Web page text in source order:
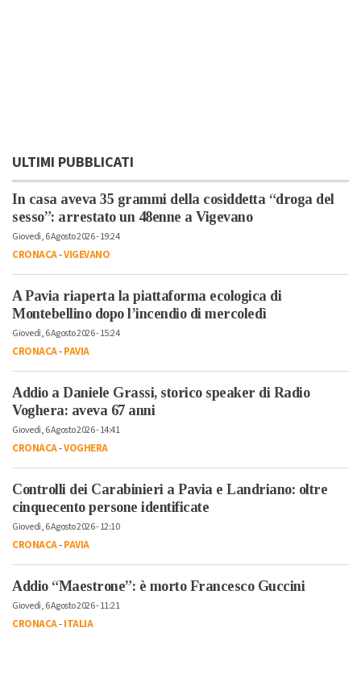
ULTIMI PUBBLICATI
In casa aveva 35 grammi della cosiddetta “droga del
sesso”: arrestato un 48enne a Vigevano
Giovedì, 6 Agosto 2026 - 19:24
CRONACA-VIGEVANO
A Pavia riaperta la piattaforma ecologica di
Montebellino dopo l’incendio di mercoledì
Giovedì, 6 Agosto 2026 - 15:24
CRONACA-PAVIA
Addio a Daniele Grassi, storico speaker di Radio
Voghera: aveva 67 anni
Giovedì, 6 Agosto 2026 - 14:41
CRONACA-VOGHERA
Controlli dei Carabinieri a Pavia e Landriano: oltre
cinquecento persone identificate
Giovedì, 6 Agosto 2026 - 12:10
CRONACA-PAVIA
Addio “Maestrone”: è morto Francesco Guccini
Giovedì, 6 Agosto 2026 - 11:21
CRONACA-ITALIA